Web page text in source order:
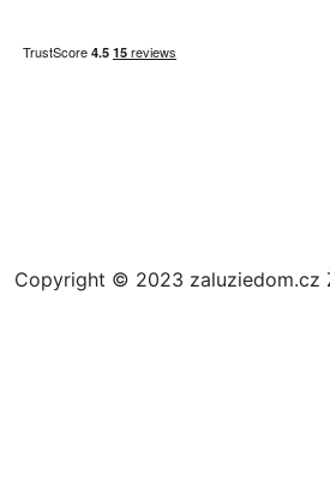
Copyright © 2023 zaluziedom.cz